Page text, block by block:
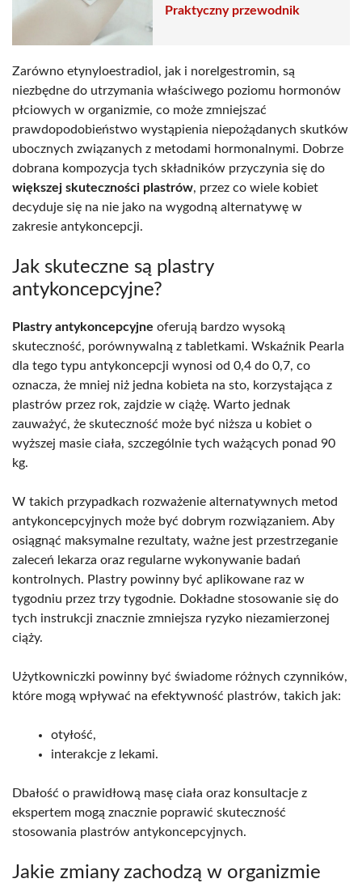
Praktyczny przewodnik
Zarówno etynyloestradiol, jak i norelgestromin, są
niezbędne do utrzymania właściwego poziomu hormonów
płciowych w organizmie, co może zmniejszać
prawdopodobieństwo wystąpienia niepożądanych skutków
ubocznych związanych z metodami hormonalnymi. Dobrze
dobrana kompozycja tych składników przyczynia się do
większej skuteczności plastrów, przez co wiele kobiet
decyduje się na nie jako na wygodną alternatywę w
zakresie antykoncepcji.
Jak skuteczne są plastry
antykoncepcyjne?
Plastry antykoncepcyjne oferują bardzo wysoką
skuteczność, porównywalną z tabletkami. Wskaźnik Pearla
dla tego typu antykoncepcji wynosi od 0,4 do 0,7, co
oznacza, że mniej niż jedna kobieta na sto, korzystająca z
plastrów przez rok, zajdzie w ciążę. Warto jednak
zauważyć, że skuteczność może być niższa u kobiet o
wyższej masie ciała, szczególnie tych ważących ponad 90
kg.
W takich przypadkach rozważenie alternatywnych metod
antykoncepcyjnych może być dobrym rozwiązaniem. Aby
osiągnąć maksymalne rezultaty, ważne jest przestrzeganie
zaleceń lekarza oraz regularne wykonywanie badań
kontrolnych. Plastry powinny być aplikowane raz w
tygodniu przez trzy tygodnie. Dokładne stosowanie się do
tych instrukcji znacznie zmniejsza ryzyko niezamierzonej
ciąży.
Użytkowniczki powinny być świadome różnych czynników,
które mogą wpływać na efektywność plastrów, takich jak:
otyłość,
interakcje z lekami.
Dbałość o prawidłową masę ciała oraz konsultacje z
ekspertem mogą znacznie poprawić skuteczność
stosowania plastrów antykoncepcyjnych.
Jakie zmiany zachodzą w organizmie